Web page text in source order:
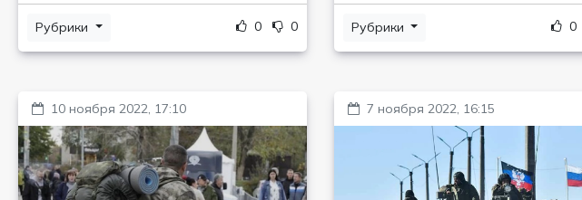
Рубрики 0 0 Рубрики 0
10 ноября 2022, 17:10 7 ноября 2022, 16:15